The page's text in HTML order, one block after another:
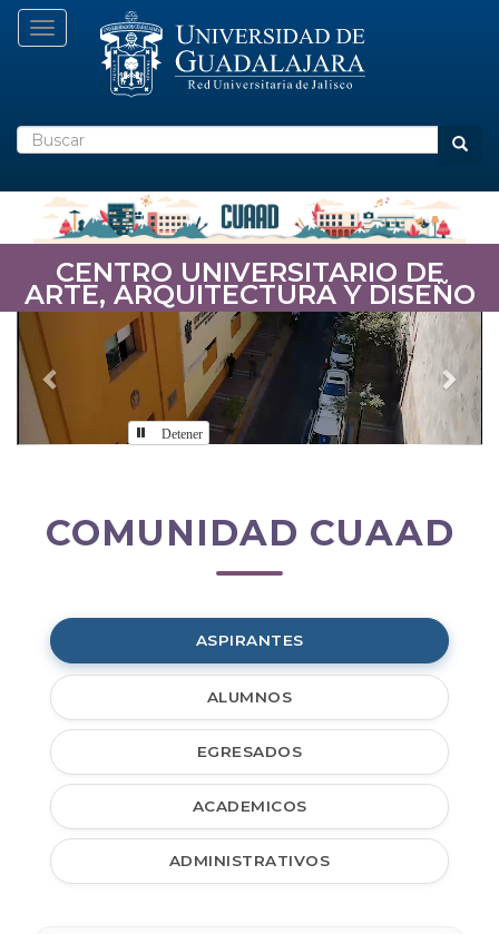
Pasar
Toggle navigation
Buscar
CENTRO UNIVERSITARIO DE
ARTE, ARQUITECTURA Y DISEÑO
Previous Next
Detener
Comunidad
COMUNIDAD CUAAD
ASPIRANTES
ALUMNOS
EGRESADOS
ACADEMICOS
ADMINISTRATIVOS